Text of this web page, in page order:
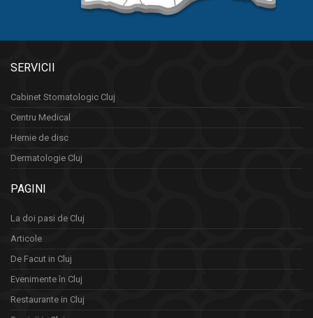
SERVICII
Cabinet Stomatologic Cluj
Centru Medical
Hernie de disc
Dermatologie Cluj
PAGINI
La doi pasi de Cluj
Articole
De Facut in Cluj
Evenimente în Cluj
Restaurante in Cluj